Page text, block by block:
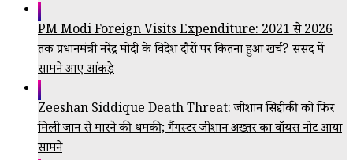
PM Modi Foreign Visits Expenditure: 2021 से 2026
तक प्रधानमंत्री नरेंद्र मोदी के विदेश दौरों पर कितना हुआ खर्च? संसद में
सामने आए आंकड़े
Zeeshan Siddique Death Threat: जीशान सिद्दीकी को फिर
मिली जान से मारने की धमकी; गैंगस्टर जीशान अख्तर का वॉयस नोट आया
सामने